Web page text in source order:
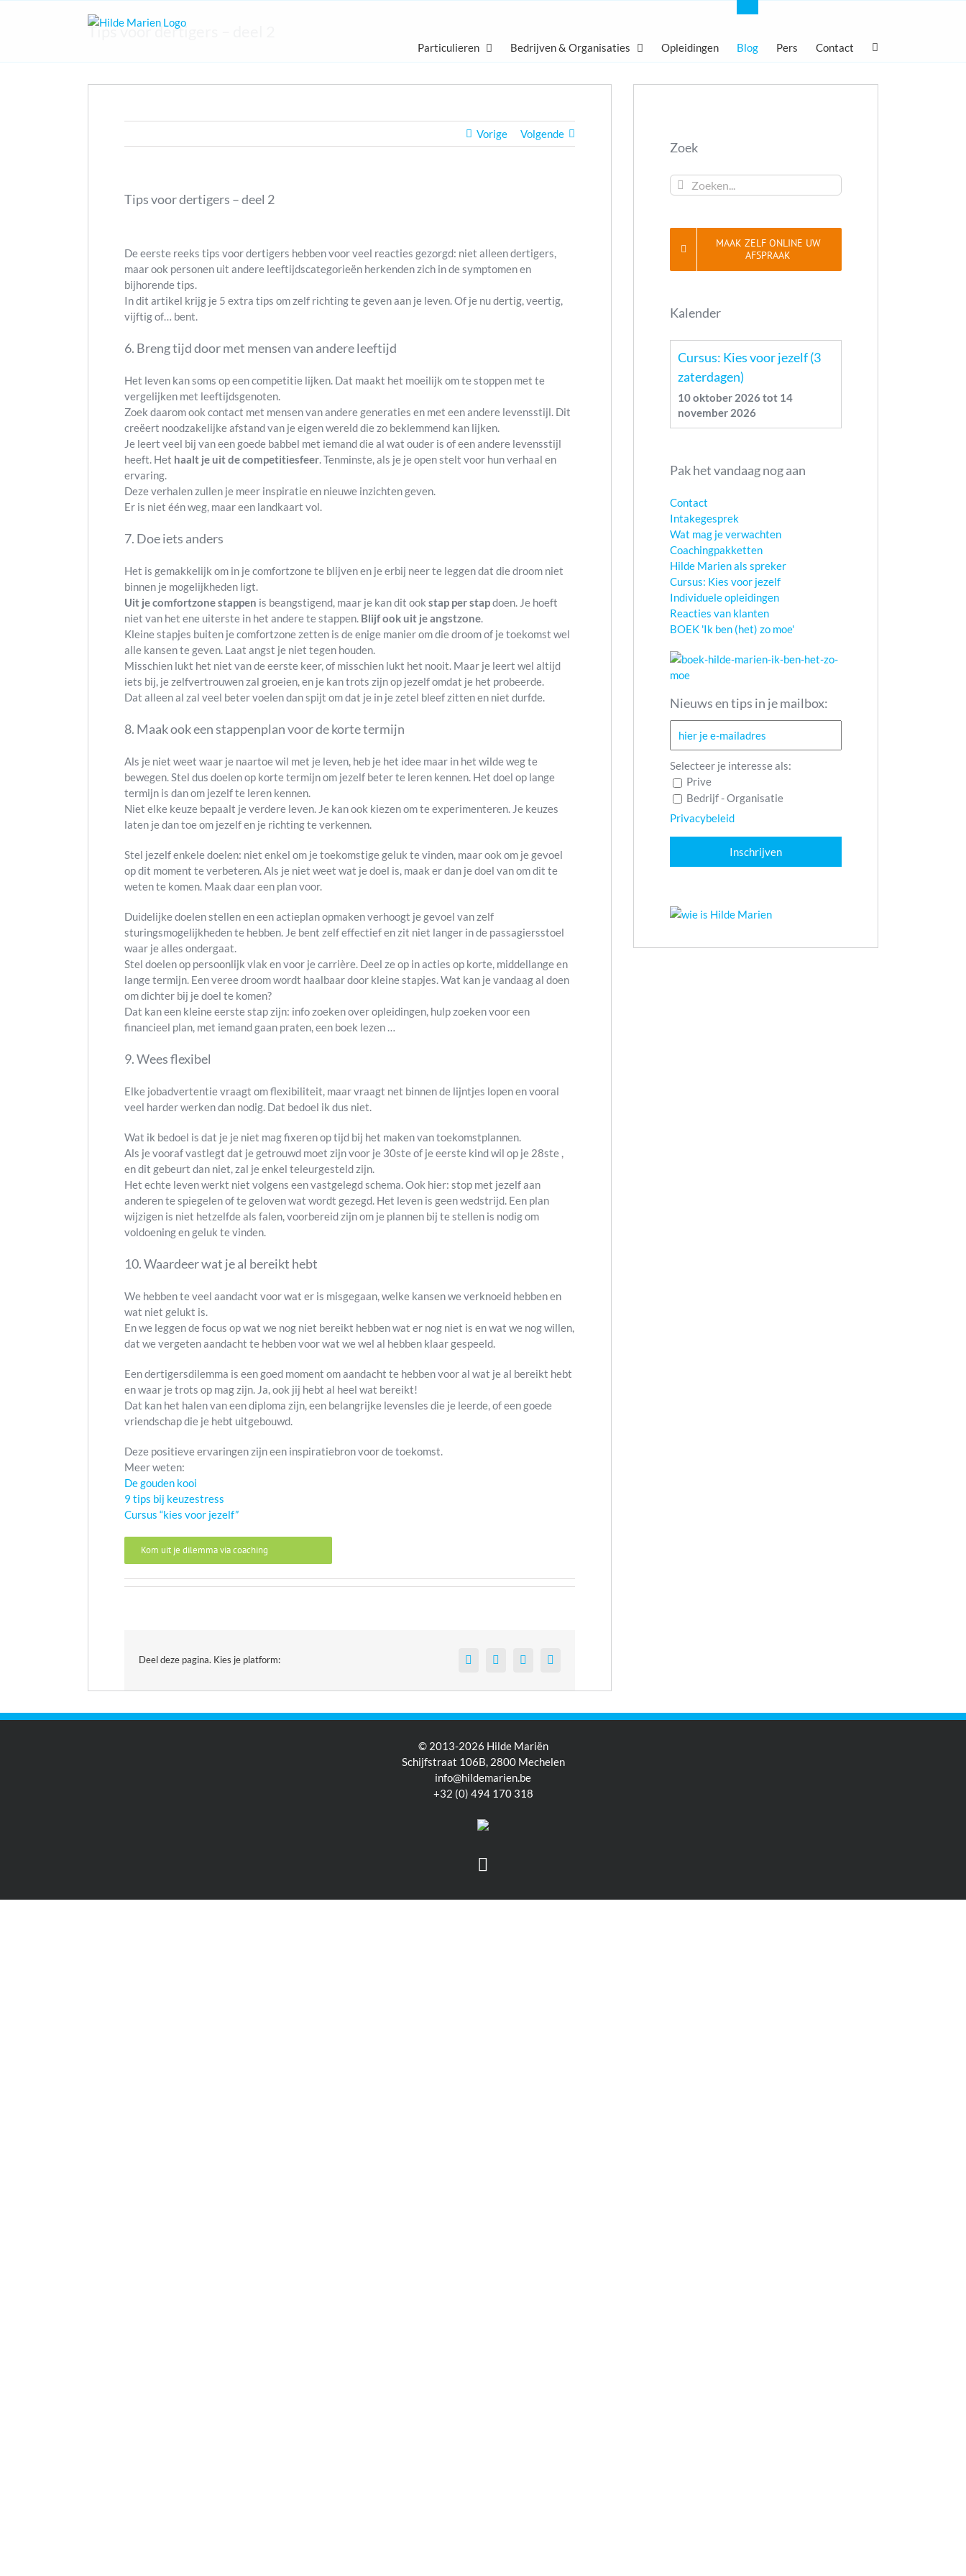
Particulieren Bedrijven & Organisaties Opleidingen Blog Pers Contact
Tips voor dertigers – deel 2
Vorige Volgende
Tips voor dertigers – deel 2
De eerste reeks tips voor dertigers hebben voor veel reacties gezorgd: niet alleen dertigers,
maar ook personen uit andere leeftijdscategorieën herkenden zich in de symptomen en
bijhorende tips.
In dit artikel krijg je 5 extra tips om zelf richting te geven aan je leven. Of je nu dertig, veertig,
vijftig of… bent.
6. Breng tijd door met mensen van andere leeftijd
Het leven kan soms op een competitie lijken. Dat maakt het moeilijk om te stoppen met te
vergelijken met leeftijdsgenoten.
Zoek daarom ook contact met mensen van andere generaties en met een andere levensstijl. Dit
creëert noodzakelijke afstand van je eigen wereld die zo beklemmend kan lijken.
Je leert veel bij van een goede babbel met iemand die al wat ouder is of een andere levensstijl
heeft. Het haalt je uit de competitiesfeer. Tenminste, als je je open stelt voor hun verhaal en
ervaring.
Deze verhalen zullen je meer inspiratie en nieuwe inzichten geven.
Er is niet één weg, maar een landkaart vol.
7. Doe iets anders
Het is gemakkelijk om in je comfortzone te blijven en je erbij neer te leggen dat die droom niet
binnen je mogelijkheden ligt.
Uit je comfortzone stappen is beangstigend, maar je kan dit ook stap per stapdoen. Je hoeft
niet van het ene uiterste in het andere te stappen. Blijf ook uit je angstzone.
Kleine stapjes buiten je comfortzone zetten is de enige manier om die droom of je toekomst wel
alle kansen te geven. Laat angst je niet tegen houden.
Misschien lukt het niet van de eerste keer, of misschien lukt het nooit. Maar je leert wel altijd
iets bij, je zelfvertrouwen zal groeien, en je kan trots zijn op jezelf omdat je het probeerde.
Dat alleen al zal veel beter voelen dan spijt om dat je in je zetel bleef zitten en niet durfde.
8. Maak ook een stappenplan voor de korte termijn
Als je niet weet waar je naartoe wil met je leven, heb je het idee maar in het wilde weg te
bewegen. Stel dus doelen op korte termijn om jezelf beter te leren kennen. Het doel op lange
termijn is dan om jezelf te leren kennen.
Niet elke keuze bepaalt je verdere leven. Je kan ook kiezen om te experimenteren. Je keuzes
laten je dan toe om jezelf en je richting te verkennen.
Stel jezelf enkele doelen: niet enkel om je toekomstige geluk te vinden, maar ook om je gevoel
op dit moment te verbeteren. Als je niet weet wat je doel is, maak er dan je doel van om dit te
weten te komen. Maak daar een plan voor.
Duidelijke doelen stellen en een actieplan opmaken verhoogt je gevoel van zelf
sturingsmogelijkheden te hebben. Je bent zelf effectief en zit niet langer in de passagiersstoel
waar je alles ondergaat.
Stel doelen op persoonlijk vlak en voor je carrière. Deel ze op in acties op korte, middellange en
lange termijn. Een veree droom wordt haalbaar door kleine stapjes. Wat kan je vandaag al doen
om dichter bij je doel te komen?
Dat kan een kleine eerste stap zijn: info zoeken over opleidingen, hulp zoeken voor een
financieel plan, met iemand gaan praten, een boek lezen …
9. Wees flexibel
Elke jobadvertentie vraagt om flexibiliteit, maar vraagt net binnen de lijntjes lopen en vooral
veel harder werken dan nodig. Dat bedoel ik dus niet.
Wat ik bedoel is dat je je niet mag fixeren op tijd bij het maken van toekomstplannen.
Als je vooraf vastlegt dat je getrouwd moet zijn voor je 30ste of je eerste kind wil op je 28ste ,
en dit gebeurt dan niet, zal je enkel teleurgesteld zijn.
Het echte leven werkt niet volgens een vastgelegd schema. Ook hier: stop met jezelf aan
anderen te spiegelen of te geloven wat wordt gezegd. Het leven is geen wedstrijd. Een plan
wijzigen is niet hetzelfde als falen, voorbereid zijn om je plannen bij te stellen is nodig om
voldoening en geluk te vinden.
10. Waardeer wat je al bereikt hebt
We hebben te veel aandacht voor wat er is misgegaan, welke kansen we verknoeid hebben en
wat niet gelukt is.
En we leggen de focus op wat we nog niet bereikt hebben wat er nog niet is en wat we nog willen,
dat we vergeten aandacht te hebben voor wat we wel al hebben klaar gespeeld.
Een dertigersdilemma is een goed moment om aandacht te hebben voor al wat je al bereikt hebt
en waar je trots op mag zijn. Ja, ook jij hebt al heel wat bereikt!
Dat kan het halen van een diploma zijn, een belangrijke levensles die je leerde, of een goede
vriendschap die je hebt uitgebouwd.
Deze positieve ervaringen zijn een inspiratiebron voor de toekomst.
Meer weten:
De gouden kooi
9 tips bij keuzestress
Cursus “kies voor jezelf”
Kom uit je dilemma via coaching
Deel deze pagina. Kies je platform: FacebookTwitter LinkedIn
Zoek
Zoeken...
MAAK ZELF ONLINE UW
AFSPRAAK
Kalender
Cursus: Kies voor jezelf (3
zaterdagen)
10 oktober 2026tot 14
november 2026
Pak het vandaag nog aan
Contact
Intakegesprek
Wat mag je verwachten
Coachingpakketten
Hilde Marien als spreker
Cursus: Kies voor jezelf
Individuele opleidingen
Reacties van klanten
BOEK 'Ik ben (het) zo moe'
Nieuws en tips in je mailbox:
Selecteer je interesse als:
Prive
Bedrijf - Organisatie
Privacybeleid
© 2013-2026 Hilde Mariën
Schijfstraat 106B, 2800 Mechelen
info@hildemarien.be
+32 (0) 494 170 318